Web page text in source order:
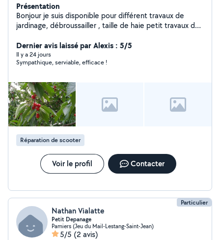
Présentation
Bonjour je suis disponible pour différent travaux de
jardinage, débroussailler , taille de haie petit travaux de
polyvalent n'hésitez pas à me contacter
Dernier avis laissé par Alexis : 5/5
Il y a 24 jours
Sympathique, serviable, efficace !
Réparation de scooter
Voir le profil Contacter
Particulier
Nathan Vialatte
Petit Depanage
Pamiers (Jeu du Mail-Lestang-Saint-Jean)
5/5 (2 avis)